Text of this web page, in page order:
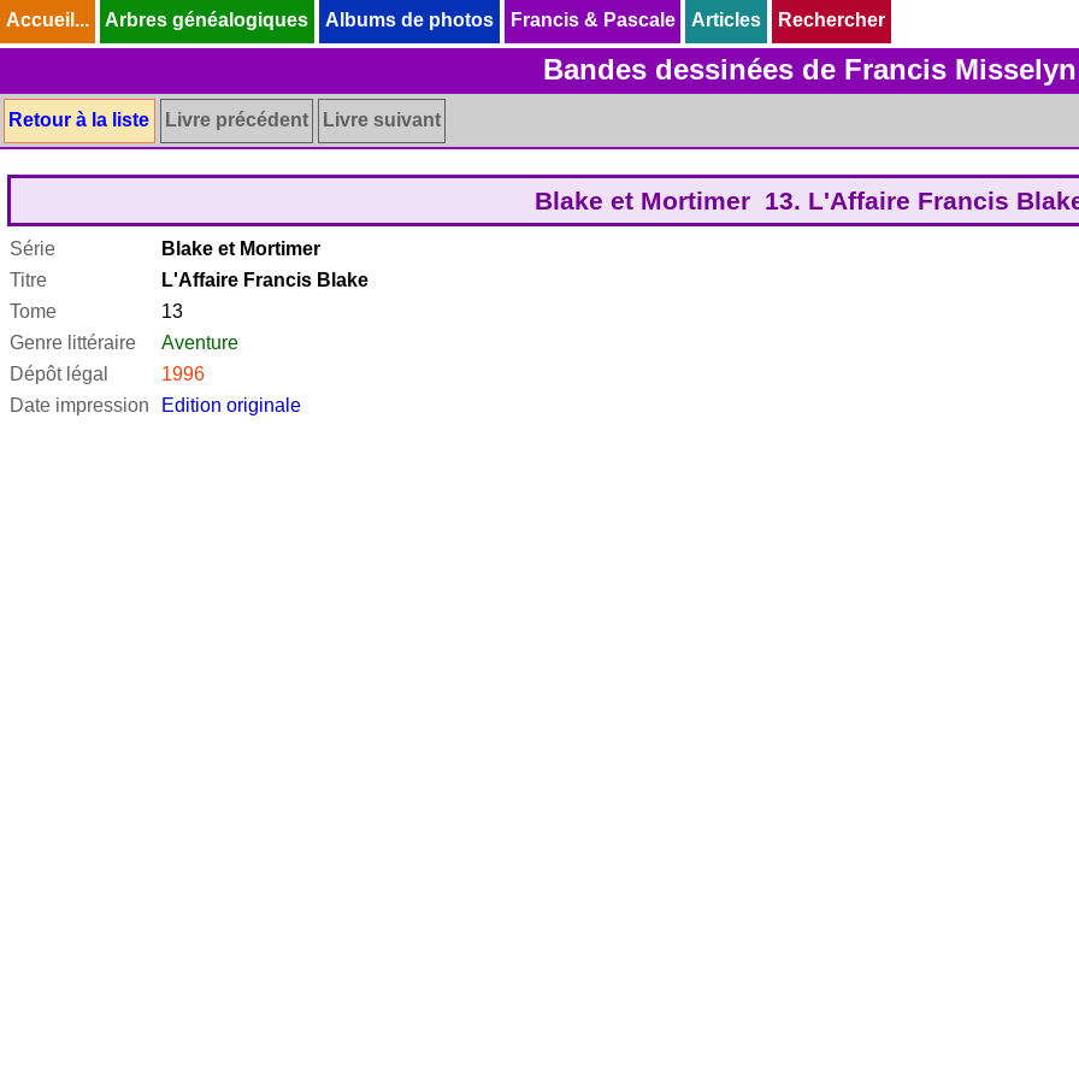
Accueil... Arbres généalogiques Albums de photos Francis & Pascale Articles Rechercher
Bandes dessinées de Francis Misselyn
Retour à la liste Livre précédent Livre suivant
Blake et Mortimer 13. L'Affaire Francis
Série
Blake et Mortimer
Titre
L'Affaire Francis Blake
Tome
13
Genre littéraire
Aventure
Dépôt légal
1996
Date impression
Edition originale
Accueil... Arbres généalogiques Albums de photos Francis & Pascale Articles Rechercher